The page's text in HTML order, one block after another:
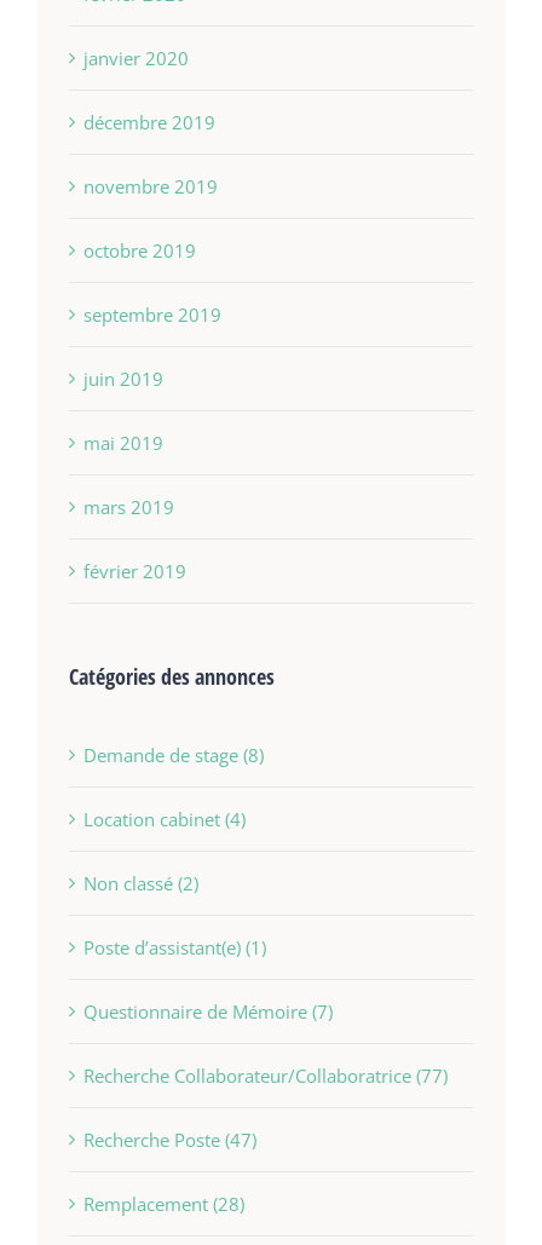
janvier 2020
décembre 2019
novembre 2019
octobre 2019
septembre 2019
juin 2019
mai 2019
mars 2019
février 2019
Catégories des annonces
Demande de stage (8)
Location cabinet (4)
Non classé (2)
Poste d’assistant(e) (1)
Questionnaire de Mémoire (7)
Recherche Collaborateur/Collaboratrice (77)
Recherche Poste (47)
Remplacement (28)